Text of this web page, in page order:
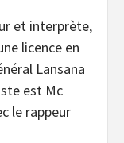
et interprète,
licence en
Lansana
est Mc
le rappeur